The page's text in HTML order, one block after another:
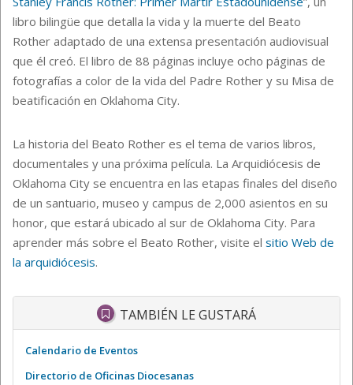
libro bilingüe que detalla la vida y la muerte del Beato
Rother adaptado de una extensa presentación audiovisual
que él creó. El libro de 88 páginas incluye ocho páginas de
fotografías a color de la vida del Padre Rother y su Misa de
beatificación en Oklahoma City.
La historia del Beato Rother es el tema de varios libros,
documentales y una próxima película. La Arquidiócesis de
Oklahoma City se encuentra en las etapas finales del diseño
de un santuario, museo y campus de 2,000 asientos en su
honor, que estará ubicado al sur de Oklahoma City. Para
aprender más sobre el Beato Rother, visite el sitio Web de
la arquidiócesis.
TAMBIÉN LE GUSTARÁ
Calendario de Eventos
Directorio de Oficinas Diocesanas